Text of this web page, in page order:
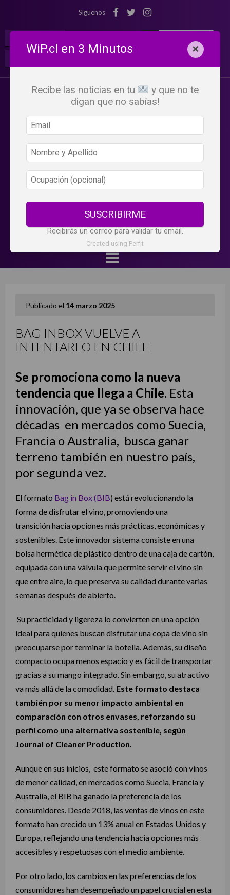
Síguenos
Publicado el 14 marzo 2025
BAG INBOX VUELVE A
INTENTARLO EN CHILE
Se promociona como la nueva
tendencia que llega a Chile. Esta
innovación, que ya se observa hace
décadas en mercados como Suecia,
Francia o Australia, busca ganar
terreno también en nuestro país,
por segunda vez.
El formato Bag in Box (BIB) está revolucionando la
forma de disfrutar el vino, promoviendo una
transición hacia opciones más prácticas, económicas y
sostenibles. Este innovador sistema consiste en una
bolsa hermética de plástico dentro de una caja de cartón,
equipada con una válvula que permite servir el vino sin
que entre aire, lo que preserva su calidad durante varias
semanas después de abierto.
Su practicidad y ligereza lo convierten en una opción
ideal para quienes buscan disfrutar una copa de vino sin
preocuparse por terminar la botella. Además, su diseño
compacto ocupa menos espacio y es fácil de transportar
gracias a su mango integrado. Sin embargo, su atractivo
va más allá de la comodidad. Este formato destaca
también por su menor impacto ambiental en
comparación con otros envases, reforzando su
perfil como una alternativa sostenible, según
Journal of Cleaner Production.
Aunque en sus inicios, este formato se asoció con vinos
de menor calidad, en mercados como Suecia, Francia y
Australia, el BIB ha ganado la preferencia de los
consumidores. Desde 2018, las ventas de vinos en este
formato han crecido un 13% anual en Estados Unidos y
Europa, reflejando una tendencia hacia opciones más
accesibles y respetuosas con el medio ambiente.
Por otro lado, los cambios en las preferencias de los
consumidores han desempeñado un papel crucial en esta
WiP.cl en 3 Minutos ×
Recibe las noticias en tu
y que no te
digan que no sabías!
SUSCRIBIRME
Recibirás un correo para validar tu email.
Created using Perfit